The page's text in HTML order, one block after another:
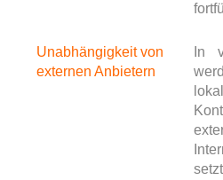
Unabhängigkeit von
externen Anbietern
In